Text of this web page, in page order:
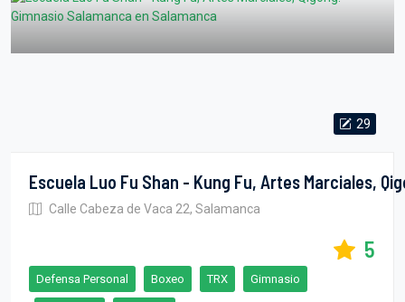
29
Calle Cabeza de Vaca 22, Salamanca
5
Defensa Personal Boxeo TRX Gimnasio